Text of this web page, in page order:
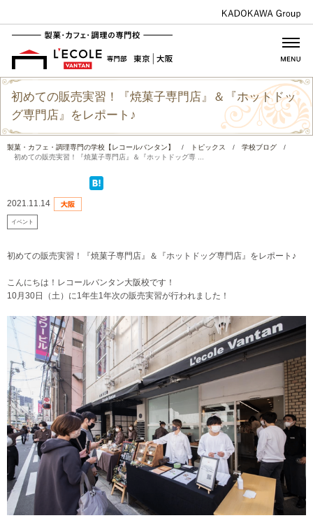
初めての販売実習！『焼菓子専門店』＆『ホットドッ
グ専門店』をレポート♪
製菓・カフェ・調理専門の学校【レコールバンタン】 / トピックス / 学校ブログ
/
初めての販売実習！『焼菓子専門店』＆『ホットドッグ専 ...
2021.11.14
イベント
初めての販売実習！『焼菓子専門店』＆『ホットドッグ専門店』をレポート♪
こんにちは！レコールバンタン大阪校です！
10月30日（土）に1年生1年次の販売実習が行われました！